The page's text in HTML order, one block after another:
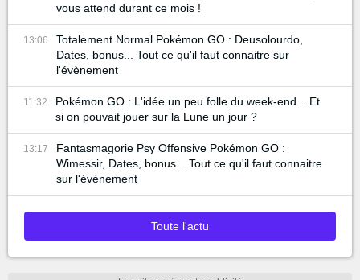
vous attend durant ce mois !
13:06
Totalement Normal Pokémon GO : Deusolourdo,
Dates, bonus... Tout ce qu'il faut connaitre sur
l'évènement
11:32
Pokémon GO : L'idée un peu folle du week-end... Et
si on pouvait jouer sur la Lune un jour ?
13:17
Fantasmagorie Psy Offensive Pokémon GO :
Wimessir, Dates, bonus... Tout ce qu'il faut connaitre
sur l'évènement
Toute l'actu